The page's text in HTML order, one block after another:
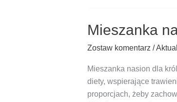
Mieszanka
Zostaw komentarz /
Mieszanka nasion dla
diety, wspierające
proporcjach, żeby